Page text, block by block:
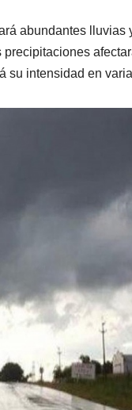
abundantes lluvias
su intensidad en